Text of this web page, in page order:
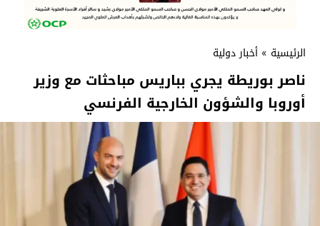
الرئيسية » أخبار دولية
ناصر بوريطة يجري بباريس مباحثات مع وزير
أوروبا والشؤون الخارجية الفرنسي